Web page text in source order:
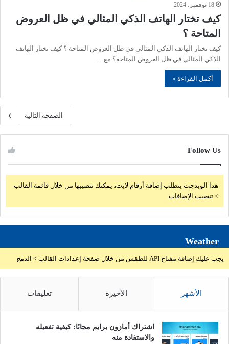
18 نوفمبر، 2024
كيف تختار الهاتف الذكي المثالي في ظل العروض
المتاحة ؟
كيف تختار الهاتف الذكي المثالي في ظل العروض المتاحة ؟ كيف تختار الهاتف
الذكي المثالي في ظل العروض المتاحة؟ مع…
أكمل القراءة »
الصفحة التالية
Follow Us
هذا الويدجت يتطلب إضافة أرقام لايت، يمكنك تنصيبها من خلال قائمة القالب
> تنصيب الإضافات.
Weather
يجب عليك إضافة مفتاح API للطقس من خلال صفحة إعدادات القالب > الدمج
الأشهر الأخيرة تعليقات
اشتراك أمازون برايم مجانًا: كيفية تفعيله
والاستفادة منه